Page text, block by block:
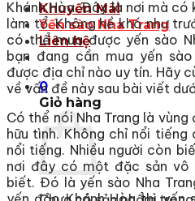
Khuyến Mãi
Yến sào Nha Trang
Liên hệ
0
Giỏ hàng
Khánh Hòa. Đây là nơi mà có
làm tổ. Không hề khó như
có thể mua được yến sào
bạn đang cần mua yến
được địa chỉ nào uy tín. Hãy
về vấn đề này sau bài viết
Có thể nói Nha Trang là
hữu tình. Không chỉ nổi
nổi tiếng. Nhiều người còn
nơi đây có một đặc sản vô
biết. Đó là yến sào Nha